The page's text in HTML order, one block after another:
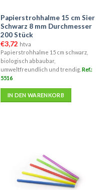
Papierstrohhalme 15 cm Sier
Schwarz 8 mm Durchmesser
200 Stück
€3,72 htva
Papierstrohhalme 15 cm schwarz,
biologisch abbaubar,
umweltfreundlich und trendig. Ref.:
5516
IN DEN WARENKORB